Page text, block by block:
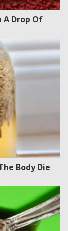
A Drop Of
Body Die